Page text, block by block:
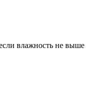
влажность не выше